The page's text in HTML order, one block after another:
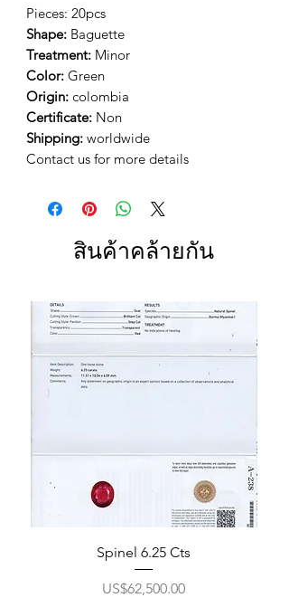
Pieces: 20pcs
Shape: Baguette
Treatment: Minor
Color: Green
Origin: colombia
Certificate: Non
Shipping: worldwide
Contact us for more details
สินค้าคล้ายกัน
Spinel 6.25 Cts
ราคา
US$62,500.00